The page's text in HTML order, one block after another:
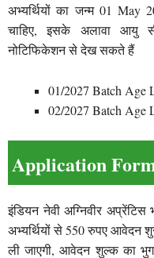
अभ्यर्थियों का जन्म 01 May
चाहिए, इसके अलावा आयु
नोटिफिकेशन से देख सकते हैं
01/2027 Batch Age
02/2027 Batch Age
Application
इंडियन नेवी अग्निवीर
अभ्यर्थियों से 550 रुपए आवेदन
ली जाएगी, आवेदन शुल्क का